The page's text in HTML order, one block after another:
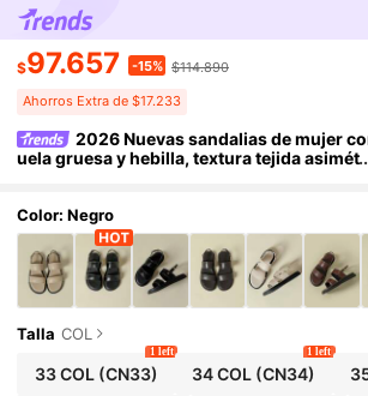
$97.657 -15% $114.890
Ahorros Extra de $17.233
2026 Nuevas sandalias de mujer
uela gruesa y hebilla, textura tejida asimét
para uso casual en la playa, para
oño/verano. Patrón tejido asimétrico
unta redonda, correa de estilo romano.
pequeñas 33-34, tallas grandes 42, tallas
a grandes 41-43 para mujeres
Color: Negro
Talla COL
33 COL(CN33)
1 left
34 COL (CN34)
1 left